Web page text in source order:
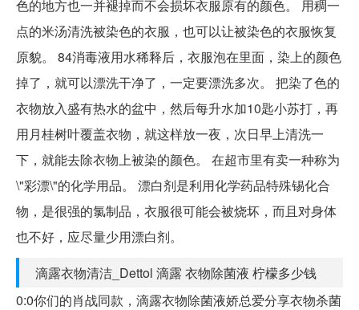
色的地方也一并褪掉而不会损坏衣服原有的颜色。 用稠一
点的米汤清洗被染色的衣服，也可以让被染色的衣服恢复
原貌。 84消毒液用水稀释后，衣服泡在里面，染上的颜色
掉了，就可以漂洗干净了，一定要漂洗多次。 把染了色的
衣物放入盛有热水的盆中，然后每升水加10匙小苏打，再
用月桂树叶覆盖衣物，就这样放一夜，次日早上清洗一
下，就能去除衣物上被染的颜色。 在超市里有卖一种称为
\"彩漂\"的化学用品。 漂白剂是利用化学药品特殊锡化合
物，是很强的氯制品，衣服很可能会被烧坏，而且对身体
也不好，应尽量少用漂白剂。
滴露衣物清洁_Dettol 滴露 衣物除菌液 柠檬多少钱
0:0你们的肖战同款，滴露衣物除菌液娇总爱分享衣物杀菌